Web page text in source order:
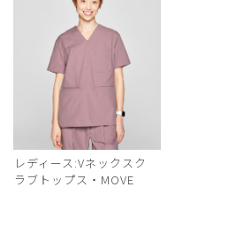
レディース:Vネックスク
ラブトップス・MOVE